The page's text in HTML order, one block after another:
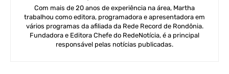
Com mais de 20 anos de experiência na área, Martha
trabalhou como editora, programadora e apresentadora em
vários programas da afiliada da Rede Record de Rondônia.
Fundadora e Editora Chefe do RedeNotícia, é a principal
responsável pelas notícias publicadas.